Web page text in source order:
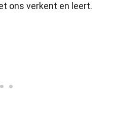
ons verkent en leert.